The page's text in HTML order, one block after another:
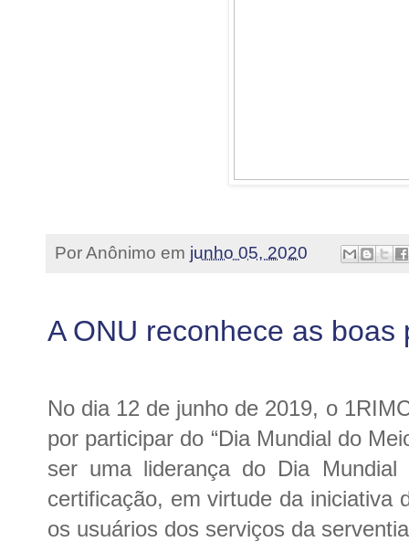
PorAnônimo em junho 05, 2020
A ONU reconhece as boas
No dia 12 de junho de 2019, o
por participar do “Dia Mundial do
ser uma liderança do Dia Mundial
certificação, em virtude da iniciativa
os usuários dos serviços da